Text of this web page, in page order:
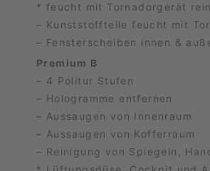
* feucht mit Tornadorgerät
– Kunststoffteile feucht mit
– Fensterscheiben innen &
Premium B
– 4 Politur Stufen
– Hologramme entfernen
– Aussaugen von Innenraum
– Aussaugen von Kofferraum
– Reinigung von Spiegeln,